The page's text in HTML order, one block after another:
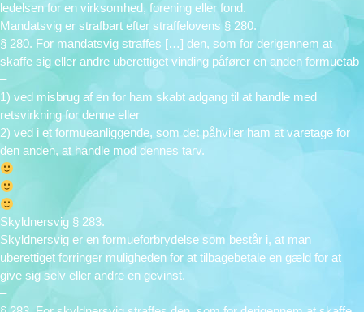
ledelsen for en virksomhed, forening eller fond.
Mandatsvig er strafbart efter straffelovens § 280.
§ 280. For mandatsvig straffes […] den, som for derigennem at
skaffe sig eller andre uberettiget vinding påfører en anden formuetab
–
1) ved misbrug af en for ham skabt adgang til at handle med
retsvirkning for denne eller
2) ved i et formueanliggende, som det påhviler ham at varetage for
den anden, at handle mod dennes tarv.
Skyldnersvig § 283.
Skyldnersvig er en formueforbrydelse som består i, at man
uberettiget forringer muligheden for at tilbagebetale en gæld for at
give sig selv eller andre en gevinst.
–